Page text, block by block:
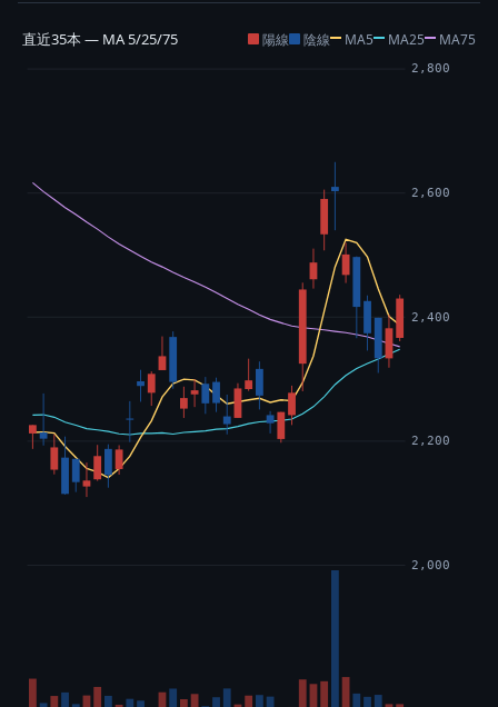
直近35本 — MA 5/25/75 陽線 陰線 MA5 MA25 MA75
2,000
2,200
2,400
2,600
2,800